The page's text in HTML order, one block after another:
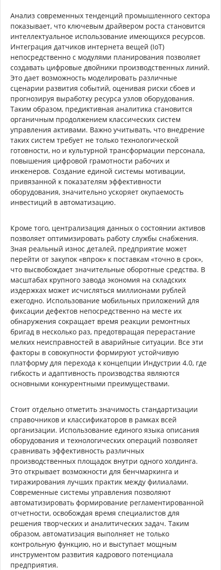
Анализ современных тенденций промышленного сектора
показывает, что ключевым драйвером роста становится
интеллектуальное использование имеющихся ресурсов.
Интеграция датчиков интернета вещей (IoT)
непосредственно с модулями планирования позволяет
создавать цифровые двойники производственных линий.
Это дает возможность моделировать различные
сценарии развития событий, оценивая риски сбоев и
прогнозируя выработку ресурса узлов оборудования.
Таким образом, предиктивная аналитика становится
органичным продолжением классических систем
управления активами. Важно учитывать, что внедрение
таких систем требует не только технологической
готовности, но и культурной трансформации персонала,
повышения цифровой грамотности рабочих и
инженеров. Создание единой системы мотивации,
привязанной к показателям эффективности
оборудования, значительно ускоряет окупаемость
инвестиций в автоматизацию.
Кроме того, централизация данных о состоянии активов
позволяет оптимизировать работу службы снабжения.
Зная реальный износ деталей, предприятие может
перейти от закупок «впрок» к поставкам «точно в срок»,
что высвобождает значительные оборотные средства. В
масштабах крупного завода экономия на складских
издержках может исчисляться миллионами рублей
ежегодно. Использование мобильных приложений для
фиксации дефектов непосредственно на месте их
обнаружения сокращает время реакции ремонтных
бригад в несколько раз, предотвращая перерастание
мелких неисправностей в аварийные ситуации. Все эти
факторы в совокупности формируют устойчивую
платформу для перехода к концепции Индустрии 4.0, где
гибкость и адаптивность производства являются
основными конкурентными преимуществами.
Стоит отдельно отметить значимость стандартизации
справочников и классификаторов в рамках всей
организации. Использование единого языка описания
оборудования и технологических операций позволяет
сравнивать эффективность различных
производственных площадок внутри одного холдинга.
Это открывает возможности для бенчмаркинга и
тиражирования лучших практик между филиалами.
Современные системы управления позволяют
автоматизировать формирование регламентированной
отчетности, освобождая время специалистов для
решения творческих и аналитических задач. Таким
образом, автоматизация выполняет не только
контрольную функцию, но и выступает мощным
инструментом развития кадрового потенциала
предприятия.